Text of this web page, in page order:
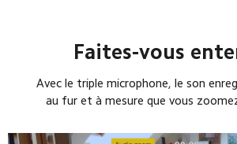
Faites-vous
Avec le triple microphone, le son
au fur et à mesure que vous